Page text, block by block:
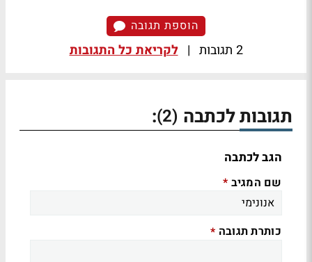
הוספת תגובה
2 תגובות | לקריאת כל התגובות
תגובות לכתבה (2)
:
הגב לכתבה
שם המגיב *
כותרת תגובה *